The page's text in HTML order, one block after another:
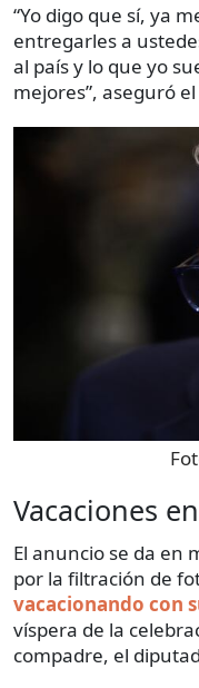
“Yo digo que sí, ya
entregarles a
al país y lo que yo
mejores”, aseguró
Vacaciones
El anuncio se da en
por la filtración de
vacacionando con
víspera de la
compadre, el